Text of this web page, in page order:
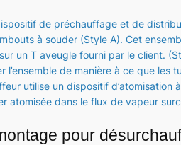
de préchauffage et de
à souder (Style A). Cet
un T aveugle fourni par le client.
l’ensemble de manière à ce que les
utilise un dispositif
atomisée dans le flux de vapeur
pour